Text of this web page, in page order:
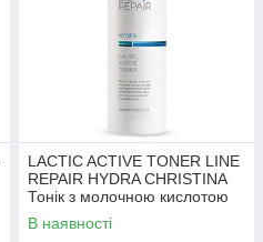
LACTIC ACTIVE TONER LINE
REPAIR HYDRA CHRISTINA
Тонік з молочною кислотою
300 мл
В наявності